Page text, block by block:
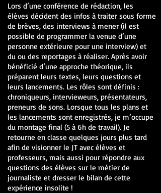
Lors d’une conférence de rédaction, les
élèves décident des infos à traiter sous forme
de brèves, des interviews à mener (il est
possible de programmer la venue d’une
personne extérieure pour une interview) et
du ou des reportages à réaliser. Après avoir
bénéficié d’une approche théorique, ils
préparent leurs textes, leurs questions et
leurs lancements. Les rôles sont définis :
chroniqueurs, intervieweurs, présentateurs,
preneurs de sons. Lorsque tous les plans et
les lancements sont enregistrés, je m’occupe
du montage final (5 à 6h de travail). Je
retourne en classe quelques jours plus tard
afin de visionner le JT avec élèves et
professeurs, mais aussi pour répondre aux
questions des élèves sur le métier de
journaliste et dresser le bilan de cette
expérience insolite !